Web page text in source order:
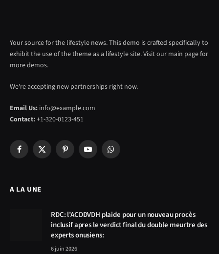
Your source for the lifestyle news. This demo is crafted specifically to
exhibit the use of the theme as a lifestyle site. Visit our main page for
more demos.
We're accepting new partnerships right now.
Email Us: info@example.com
Contact:+1-320-0123-451
Facebook
X
PinterestYouTubeWhatsApp
A LA UNE
RDC: l’ACDDVDH plaide pour un nouveau procès
inclusif apres le verdict final du double meurtre des
experts onusiens:
6 juin 2026